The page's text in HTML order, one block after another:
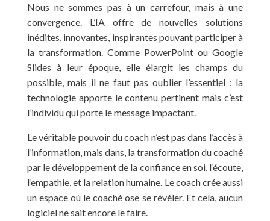
Nous ne sommes pas à un carrefour, mais à une
convergence. L’IA offre de nouvelles solutions
inédites, innovantes, inspirantes pouvant participer à
la transformation. Comme PowerPoint ou Google
Slides à leur époque, elle élargit les champs du
possible, mais il ne faut pas oublier l’essentiel : la
technologie apporte le contenu pertinent mais c’est
l’individu qui porte le message impactant.
Le véritable pouvoir du coach n’est pas dans l’accès à
l’information, mais dans, la transformation du coaché
par le développement de la confiance en soi, l’écoute,
l’empathie, et la relation humaine. Le coach crée aussi
un espace où le coaché ose se révéler. Et cela, aucun
logiciel ne sait encore le faire.